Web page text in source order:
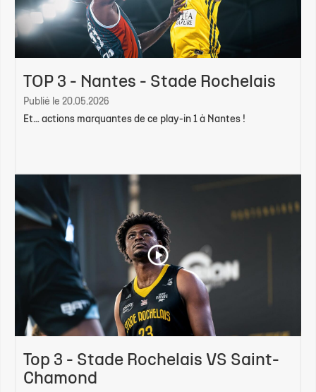
TOP 3 - Nantes - Stade Rochelais
Publié le 20.05.2026
Et… actions marquantes de ce play-in 1 à Nantes !
Top 3 - Stade Rochelais VS Saint-
Chamond